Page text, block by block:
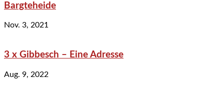
Bargteheide
Nov. 3, 2021
3 x Gibbesch – Eine Adresse
Aug. 9, 2022